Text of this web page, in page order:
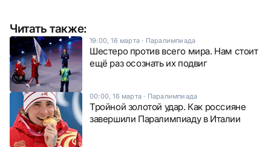
Читать также:
19:00, 16 марта · Паралимпиада
Шестеро против всего мира. Нам стоит
ещё раз осознать их подвиг
00:00, 16 марта · Паралимпиада
Тройной золотой удар. Как россияне
завершили Паралимпиаду в Италии